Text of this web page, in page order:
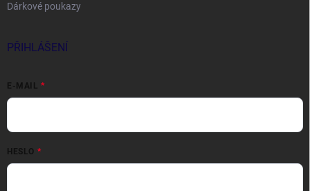
Dárkové poukazy
PŘIHLÁŠENÍ
E-MAIL
HESLO